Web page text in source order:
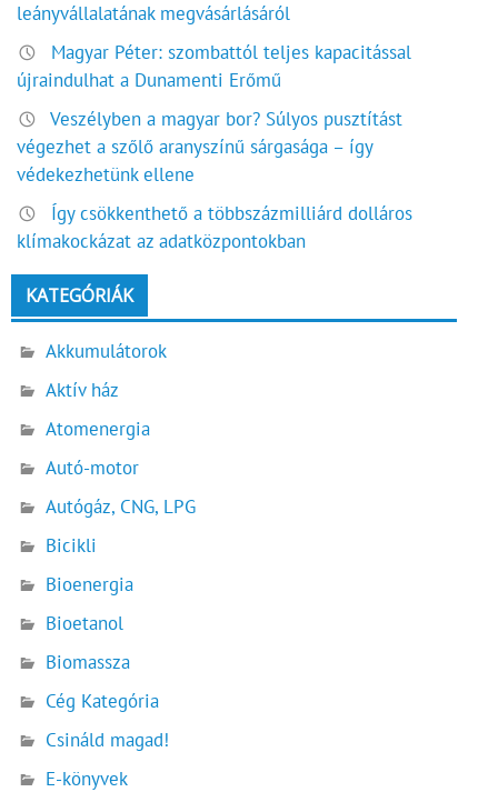
leányvállalatának megvásárlásáról
Magyar Péter: szombattól teljes kapacitással
újraindulhat a Dunamenti Erőmű
Veszélyben a magyar bor? Súlyos pusztítást
végezhet a szőlő aranyszínű sárgasága – így
védekezhetünk ellene
Így csökkenthető a többszázmilliárd dolláros
klímakockázat az adatközpontokban
KATEGÓRIÁK
Akkumulátorok
Aktív ház
Atomenergia
Autó-motor
Autógáz, CNG, LPG
Bicikli
Bioenergia
Bioetanol
Biomassza
Cég Kategória
Csináld magad!
E-könyvek